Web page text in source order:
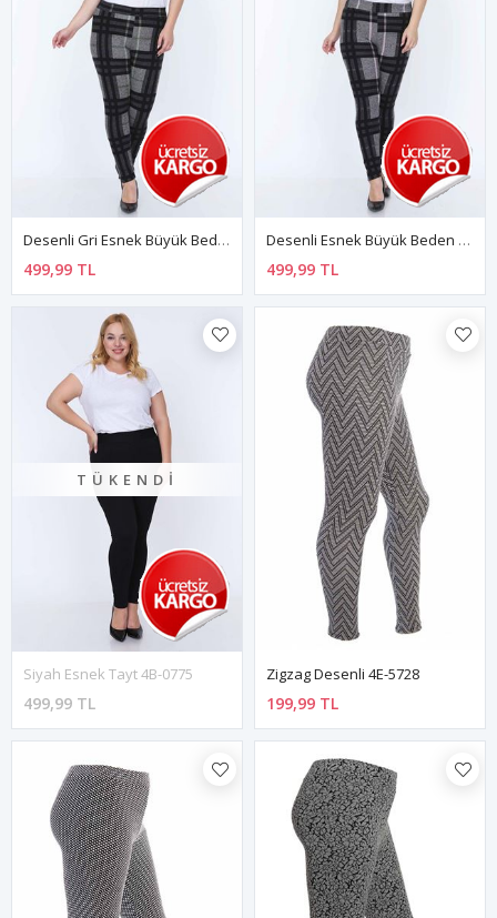
Desenli Gri Esnek Büyük Beden Tayt 4A-0772
499,99 TL
Desenli Esnek Büyük Beden Tayt 3A-0770
499,99 TL
TÜKENDI
Siyah Esnek Tayt 4B-0775
499,99 TL
Zigzag Desenli 4E-5728
199,99 TL